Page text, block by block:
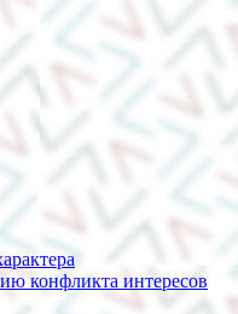
конфликта интересов